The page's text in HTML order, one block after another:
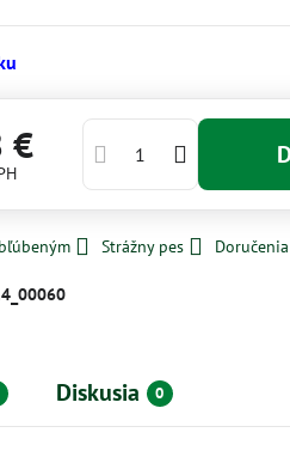
€
Strážny pes Doručenia
Diskusia 0